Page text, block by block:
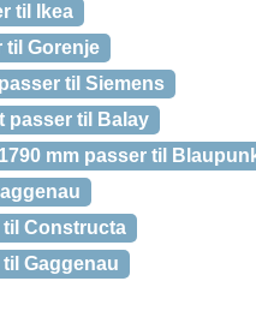
til Ikea
Gorenje
til Siemens
til Balay
mm passer til
Constructa
Gaggenau